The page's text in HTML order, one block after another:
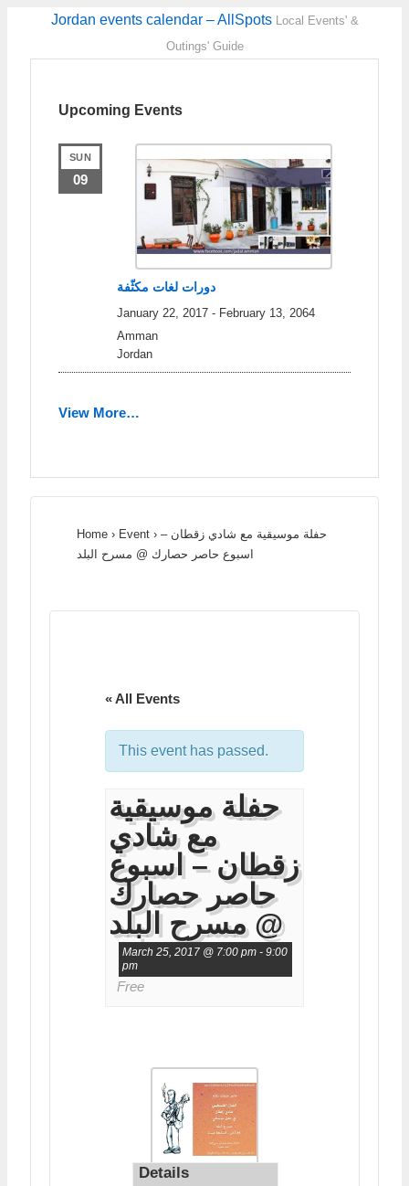
Jordan events calendar – AllSpots Local Events' &
Outings' Guide
Upcoming Events
SUN
09
دورات لغات مكثّفة
January 22, 2017 - February 13, 2064
Amman
Jordan
View More…
Home › Event › حفلة موسيقية مع شادي زقطان –
اسبوع حاصر حصارك @ مسرح البلد
« All Events
This event has passed.
حفلة موسيقية
مع شادي
زقطان – اسبوع
حاصر حصارك
@ مسرح البلد
March 25, 2017 @ 7:00 pm- 9:00
pm
Free
Details